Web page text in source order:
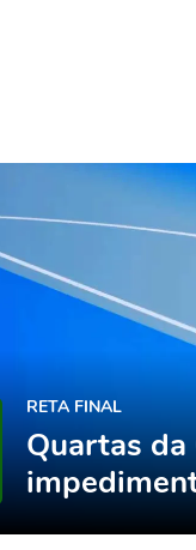
RETA FINAL
Quartas